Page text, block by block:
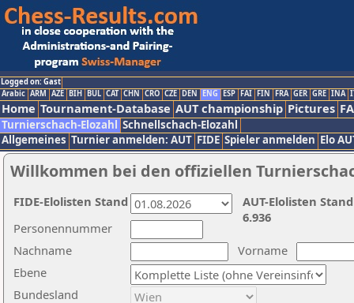
Logged on: Gast
Arabic ARM AZE BIH BUL CAT CHN CRO CZE DEN ENG ESP FAI FIN FRA GER GRE INA
Home Tournament-Database AUT championship Pictures
Turnierschach-Elozahl Schnellschach-Elozahl
Allgemeines Turnier anmelden: AUT FIDE Spieler anmelden Elo
Willkommen bei den offiziellen
Nachname
Vorname
Ebene
Personennummer
Bundesland
AUT-Elolisten
6.936
FIDE-Elolisten Stand